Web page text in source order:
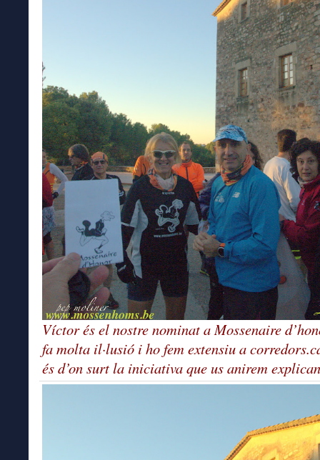
Víctor és el nostre nominat a Mossenaire
fa molta il·lusió i ho fem extensiu a
és d’on surt la iniciativa que us anirem